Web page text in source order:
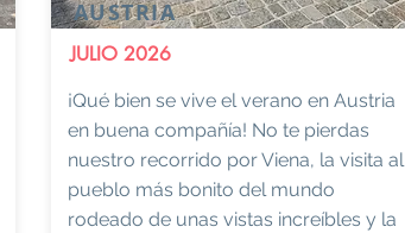
AUSTRIA
JULIO 2026
¡Qué bien se vive el verano en Austria
en buena compañía! No te pierdas
nuestro recorrido por Viena, la visita al
pueblo más bonito del mundo
rodeado de unas vistas increíbles y la